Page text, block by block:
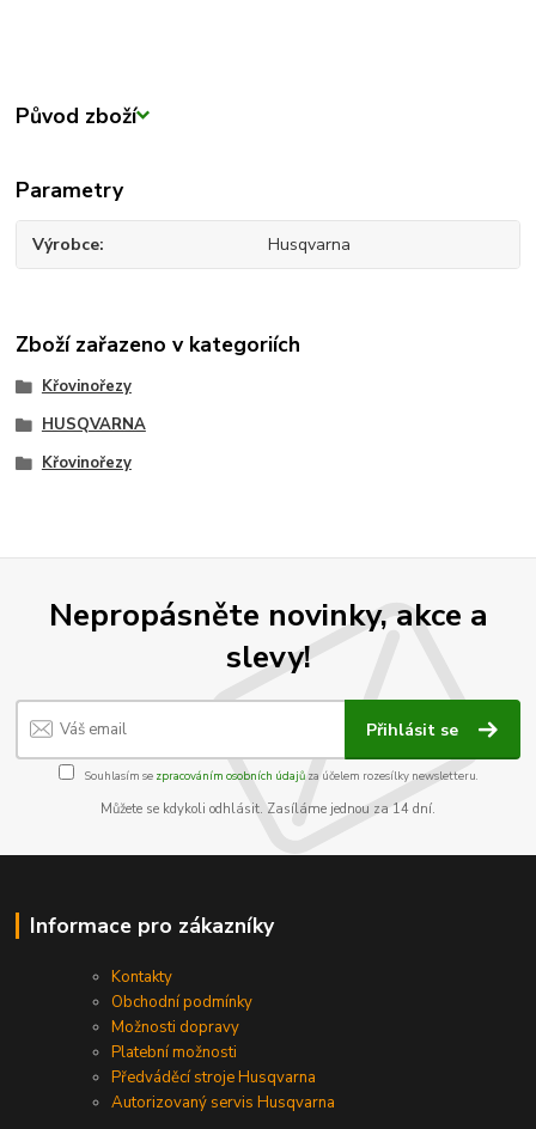
Původ zboží
Parametry
Výrobce Husqvarna
Zboží zařazeno v kategoriích
Křovinořezy
HUSQVARNA
Křovinořezy
Nepropásněte novinky, akce a
slevy!
Přihlásit se
Souhlasím se zpracováním osobních údajůza účelem rozesílky newsletteru.
Můžete se kdykoli odhlásit. Zasíláme jednou za 14 dní.
Informace pro zákazníky
Kontakty
Obchodní podmínky
Možnosti dopravy
Platební možnosti
Předváděcí stroje Husqvarna
Autorizovaný servis Husqvarna